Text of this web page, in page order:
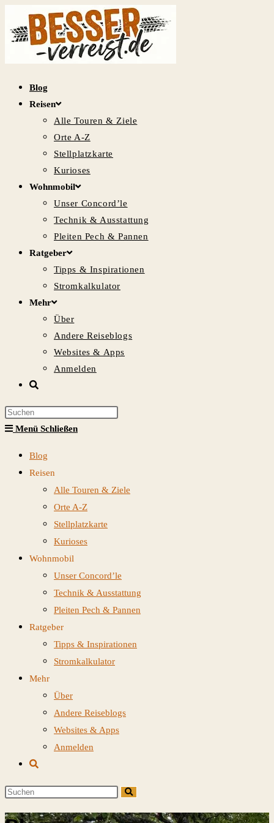
Inhalt
springen
Blog
Reisen
Alle Touren & Ziele
Orte A-Z
Stellplatzkarte
Kurioses
Wohnmobil
Unser Concord’le
Technik & Ausstattung
Pleiten Pech & Pannen
Ratgeber
Tipps & Inspirationen
Stromkalkulator
Mehr
Über
Andere Reiseblogs
Websites & Apps
Anmelden
Website-
umschalten
Press
search
Menü Schließen
Blog
Reisen
Alle Touren & Ziele
Orte A-Z
Stellplatzkarte
Kurioses
Wohnmobil
Unser Concord’le
Technik & Ausstattung
Pleiten Pech & Pannen
Ratgeber
Tipps & Inspirationen
Stromkalkulator
Mehr
Über
Andere Reiseblogs
Websites & Apps
Anmelden
Website-
umschalten
Diese